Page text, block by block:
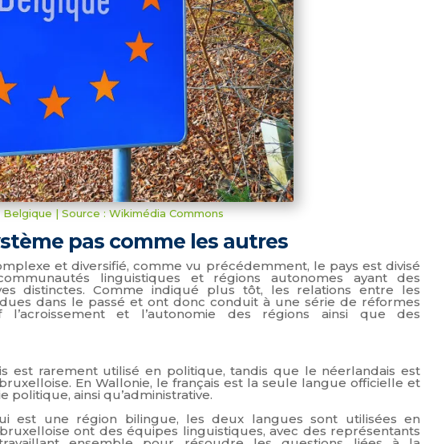
Belgique | Source : Wikimédia Commons
pas comme les autres
et diversifié, comme vu précédemment, le pays est divisé
linguistiques et régions autonomes ayant des
distinctes. Comme indiqué plus tôt, les relations entre les
dans le passé et ont donc conduit à une série de réformes
l’acroissement et l’autonomie des régions ainsi que des
est rarement utilisé en politique, tandis que le néerlandais est
En Wallonie, le français est la seule langue officielle et
politique, ainsi qu’administrative.
est une région bilingue, les deux langues sont utilisées en
ont des équipes linguistiques, avec des représentants